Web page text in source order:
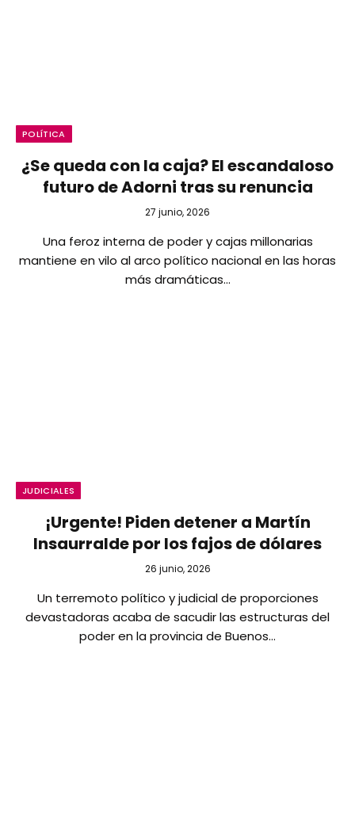
POLÍTICA
¿Se queda con la caja? El escandaloso
futuro de Adorni tras su renuncia
27 junio, 2026
Una feroz interna de poder y cajas millonarias
mantiene en vilo al arco político nacional en las horas
más dramáticas…
JUDICIALES
¡Urgente! Piden detener a Martín
Insaurralde por los fajos de dólares
26 junio, 2026
Un terremoto político y judicial de proporciones
devastadoras acaba de sacudir las estructuras del
poder en la provincia de Buenos…